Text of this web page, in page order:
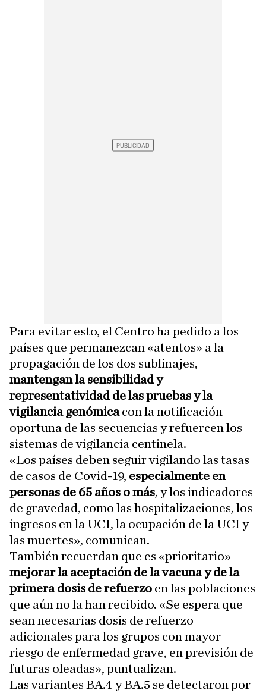
Para evitar esto, el Centro ha pedido a los
países que permanezcan «atentos» a la
propagación de los dos sublinajes,
mantengan la sensibilidad y
representatividad de las pruebas y la
vigilancia genómicacon la notificación
oportuna de las secuencias y refuercen los
sistemas de vigilancia centinela.
«Los países deben seguir vigilando las tasas
de casos de Covid-19, especialmente en
personas de 65 años o más, y los indicadores
de gravedad, como las hospitalizaciones, los
ingresos en la UCI, la ocupación de la UCI y
las muertes», comunican.
También recuerdan que es «prioritario»
mejorar la aceptación de la vacuna y de la
primera dosis de refuerzo en las poblaciones
que aún no la han recibido. «Se espera que
sean necesarias dosis de refuerzo
adicionales para los grupos con mayor
riesgo de enfermedad grave, en previsión de
futuras oleadas», puntualizan.
Las variantes BA.4 y BA.5 se detectaron por